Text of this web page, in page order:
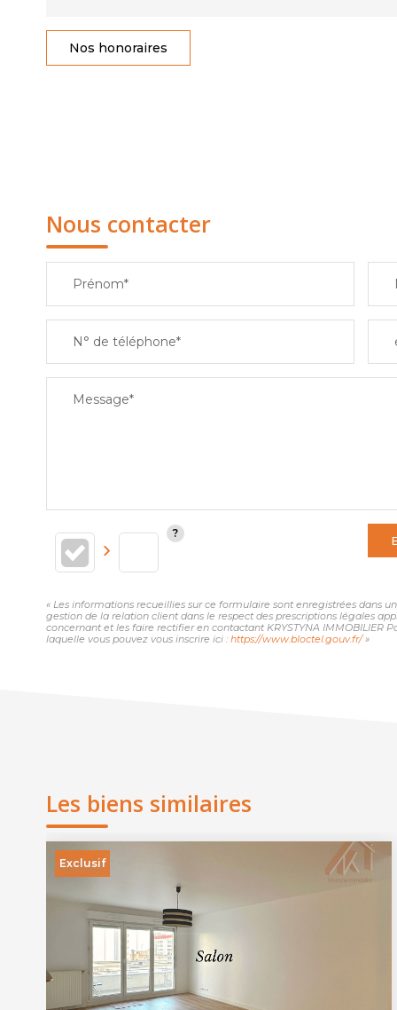
Nos honoraires
Nous contacter
Prénom*
N° de téléphone*
Message*
« Les informations recueillies sur ce formulaire sont enregistrées dans
gestion de la relation client dans le respect des prescriptions légales
concernant et les faire rectifier en contactant KRYSTYNA IMMOBILIER
laquelle vous pouvez vous inscrire ici : https://www.bloctel.gouv.fr/»
Les biens similaires
Exclusif